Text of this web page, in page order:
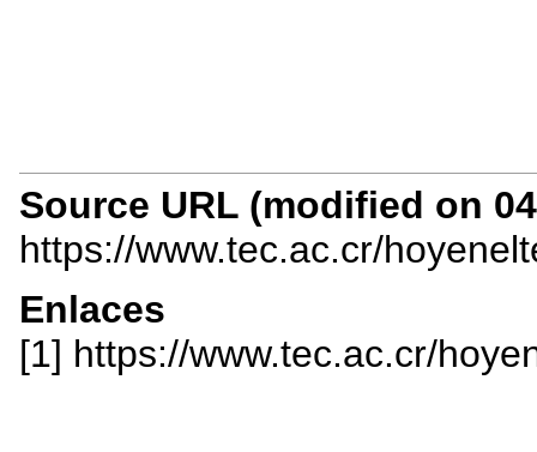
Source URL (modified on
https://www.tec.ac.cr/
Enlaces
[1] https://www.tec.ac.cr/